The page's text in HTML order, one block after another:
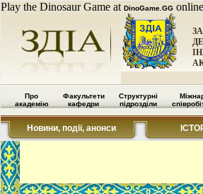
Play the Dinosaur Game at DinoGame.GG
Про
академію
Факультети
кафедри
Структурні
підрозділи
Новини, події, анонси